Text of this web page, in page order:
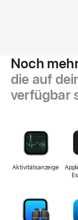
Noch
die auf
verfügbar
Aktivitäts­anzeige